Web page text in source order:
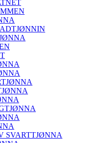
SVARTTJØNNA